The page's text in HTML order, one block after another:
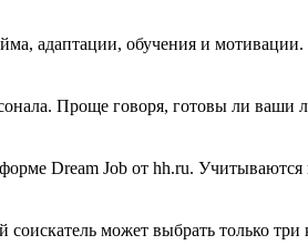
адаптации, обучения и
Проще говоря, готовы ли ваши
Dream Job от hh.ru.
может выбрать только